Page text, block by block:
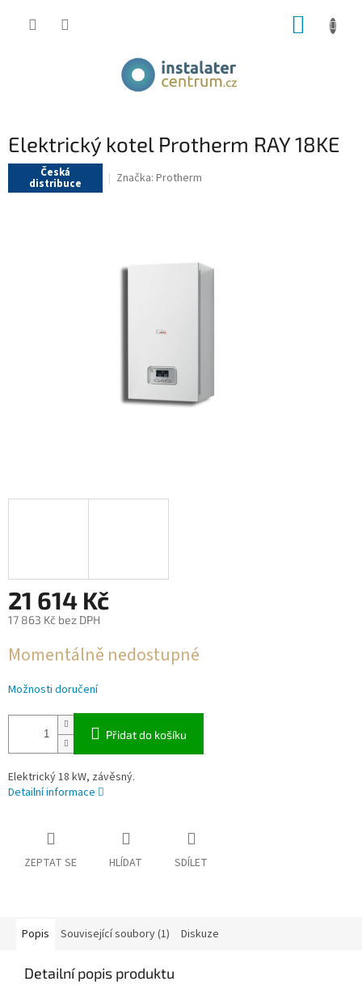
Elektrický kotel Protherm RAY 18KE
Česká
distribuce Značka: Protherm
21 614 Kč
17 863 Kč bez DPH
cena:
Momentálně nedostupné
Možnosti doručení
Přidat do košíku
Elektrický 18 kW, závěsný.
Detailní informace
ZEPTAT SE HLÍDAT SDÍLET
Popis Související soubory (1) Diskuze
Detailní popis produktu